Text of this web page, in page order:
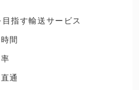
指す輸送サービス
間
通